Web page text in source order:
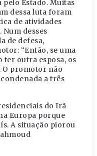
Estado. Muitas
dessa luta foram
de atividades
desses
de defesa,
“Então, se uma
outra esposa, os
O promotor não
a três
do Irã
Europa porque
A situação piorou